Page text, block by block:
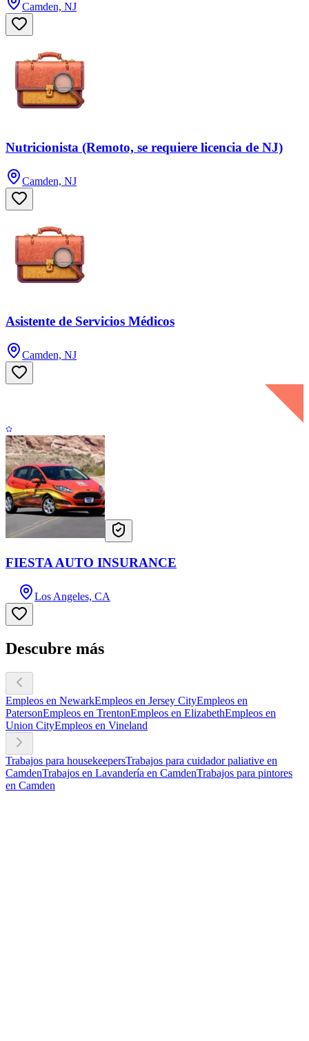
Camden, NJ
Nutricionista (Remoto, se requiere licencia de NJ)
Camden, NJ
Asistente de Servicios Médicos
Camden, NJ
FIESTA AUTO INSURANCE
Los Angeles, CA
Descubre más
Empleos en NewarkEmpleos en Jersey CityEmpleos en
PatersonEmpleos en TrentonEmpleos en ElizabethEmpleos en
Union CityEmpleos en Vineland
Trabajos para housekeepersTrabajos para cuidador paliative en
CamdenTrabajos en Lavandería en CamdenTrabajos para pintores
en Camden